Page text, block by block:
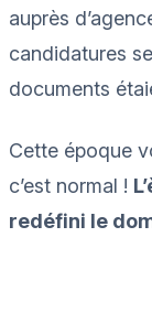
auprès
candidatures
documents
Cette époque
c’est normal !
redéfini le